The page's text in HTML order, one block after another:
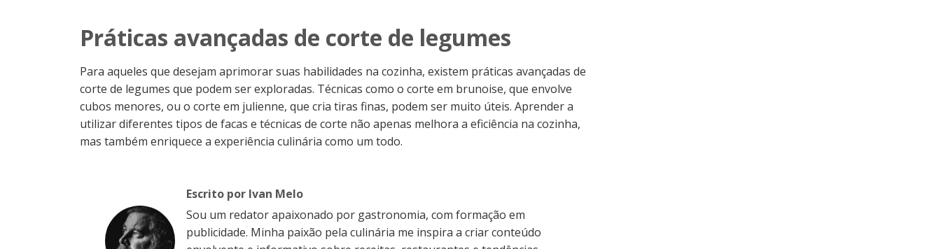
Práticas avançadas de corte de legumes
Para aqueles que desejam aprimorar suas habilidades na cozinha, existem práticas avançadas de
corte de legumes que podem ser exploradas. Técnicas como o corte em brunoise, que envolve
cubos menores, ou o corte em julienne, que cria tiras finas, podem ser muito úteis. Aprender a
utilizar diferentes tipos de facas e técnicas de corte não apenas melhora a eficiência na cozinha,
mas também enriquece a experiência culinária como um todo.
Escrito por Ivan Melo
Sou um redator apaixonado por gastronomia, com formação em
publicidade. Minha paixão pela culinária me inspira a criar conteúdo